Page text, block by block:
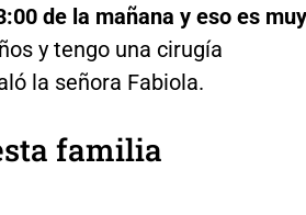
de la mañana y eso es muy
y tengo una cirugía
la señora Fabiola.
familia